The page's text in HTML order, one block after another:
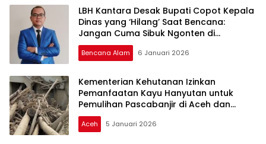
LBH Kantara Desak Bupati Copot Kepala
Dinas yang ‘Hilang’ Saat Bencana:
Jangan Cuma Sibuk Ngonten di
WhatsApp!
Bencana Alam 6 Januari 2026
Kementerian Kehutanan Izinkan
Pemanfaatan Kayu Hanyutan untuk
Pemulihan Pascabanjir di Aceh dan
Sumatera
Aceh 5 Januari 2026